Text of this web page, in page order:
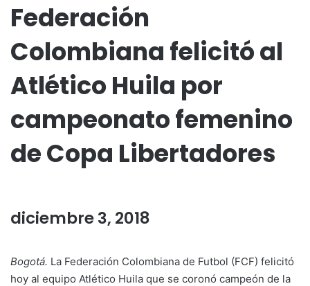
Federación
Colombiana felicitó al
Atlético Huila por
campeonato femenino
de Copa Libertadores
diciembre 3, 2018
Bogotá. La Federación Colombiana de Futbol (FCF) felicitó
hoy al equipo Atlético Huila que se coronó campeón de la